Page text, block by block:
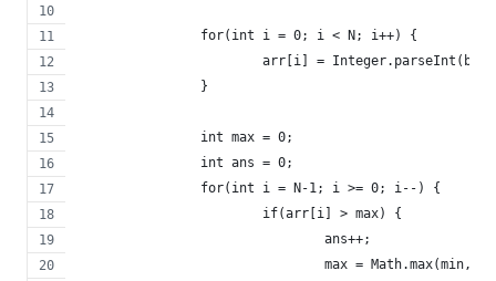
		for(int i = 0; i < N; i++) {
arr[i] =
		}
		int max = 0;
		int ans = 0;
		for(int i = N-1; i >= 0; i--) {
			if(arr[i] > max) {
				ans++;
max = Math.max(min,